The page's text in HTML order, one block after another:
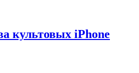
культовых iPhone